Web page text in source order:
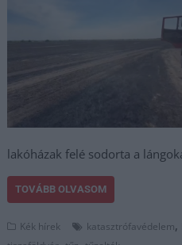
lakóházak felé sodorta a
TOVÁBB OLVASOM
Kék hírek katasztrófavédelem,